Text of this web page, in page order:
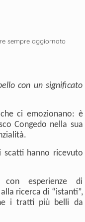
sempre aggiornato
con un significato
ci emozionano: è
Congedo nella sua
scatti hanno ricevuto
esperienze di
ricerca di “istanti”,
i tratti più belli da